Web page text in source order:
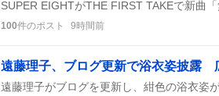
100件のポスト 9時間前